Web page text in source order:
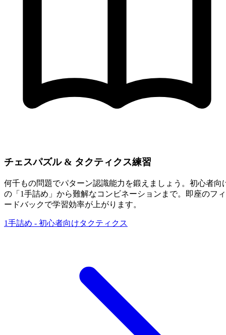
チェスパズル & タクティクス練習
何千もの問題でパターン認識能力を鍛えましょう。初心者向
の「1手詰め」から難解なコンビネーションまで。即座のフィ
ードバックで学習効率が上がります。
1手詰め - 初心者向けタクティクス